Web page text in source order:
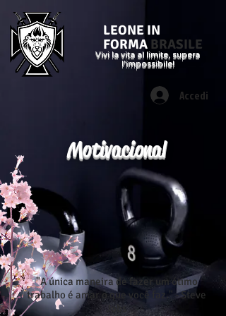
LEONE IN
FORMA BRASILE
Vivi la vita al limite, supera
l'impossibile!
Accedi
Motivacional
"A única maneira de fazer um ótimo
trabalho é amar o que você faz." - Steve
Jobs